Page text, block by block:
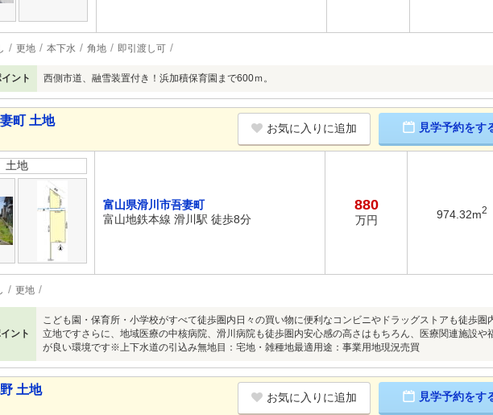
更地 本下水 角地 即引渡し可
ント 西側市道、融雪装置付き！浜加積保育園まで600ｍ。
町 土地
お気に入りに追加 見学予約をす
土地
富山県滑川市吾妻町
富山地鉄本線 滑川駅 徒歩8分
880
万円 974.32m2
更地
ント
こども園・保育所・小学校がすべて徒歩圏内日々の買い物に便利なコンビニやドラッグストアも徒歩圏
立地ですさらに、地域医療の中核病院、滑川病院も徒歩圏内安心感の高さはもちろん、医療関連施設や
が良い環境です※上下水道の引込み無地目：宅地・雑種地最適用途：事業用地現況売買
土地
お気に入りに追加 見学予約をす